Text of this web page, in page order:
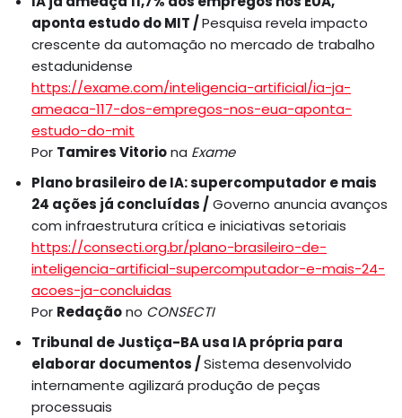
aponta estudo do MIT /Pesquisa revela impacto
crescente da automação no mercado de trabalho
estadunidense
https://exame.com/inteligencia-artificial/ia-ja-
ameaca-117-dos-empregos-nos-eua-aponta-
estudo-do-mit
Por Tamires Vitoriona Exame
Plano brasileiro de IA: supercomputador e mais
24 ações já concluídas / Governo anuncia avanços
com infraestrutura crítica e iniciativas setoriais
https://consecti.org.br/plano-brasileiro-de-
inteligencia-artificial-supercomputador-e-mais-24-
acoes-ja-concluidas
Por Redaçãono CONSECTI
Tribunal de Justiça-BA usa IA própria para
elaborar documentos /Sistema desenvolvido
internamente agilizará produção de peças
processuais